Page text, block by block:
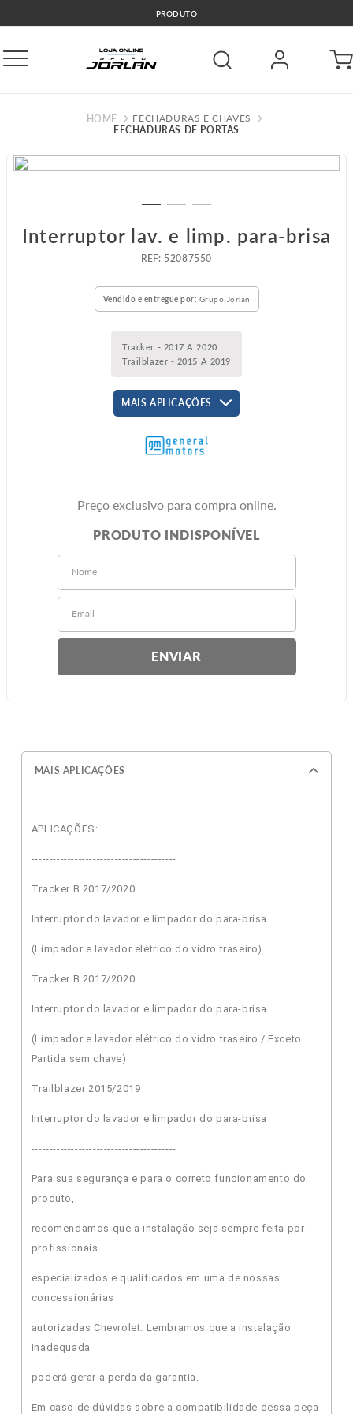
PRODUTO
FECHADURAS E CHAVES
FECHADURAS DE PORTAS
Interruptor lav. e limp. para-brisa
: 52087550
Vendido e entregue por: Grupo Jorlan
Tracker - 2017 A 2020
Trailblazer - 2015 A 2019
MAIS APLICAÇÕES
Preço exclusivo para compra online.
ENVIAR
MAIS APLICAÇÕES
APLICAÇÕES:
----------------------------------------
Tracker B 2017/2020
Interruptor do lavador e limpador do para-brisa
(Limpador e lavador elétrico do vidro traseiro)
Tracker B 2017/2020
Interruptor do lavador e limpador do para-brisa
(Limpador e lavador elétrico do vidro traseiro / Exceto
Partida sem chave)
Trailblazer 2015/2019
Interruptor do lavador e limpador do para-brisa
----------------------------------------
Para sua segurança e para o correto funcionamento do
produto,
recomendamos que a instalação seja sempre feita por
profissionais
especializados e qualificados em uma de nossas
concessionárias
autorizadas Chevrolet. Lembramos que a instalação
inadequada
poderá gerar a perda da garantia.
Em caso de dúvidas sobre a compatibilidade dessa peça